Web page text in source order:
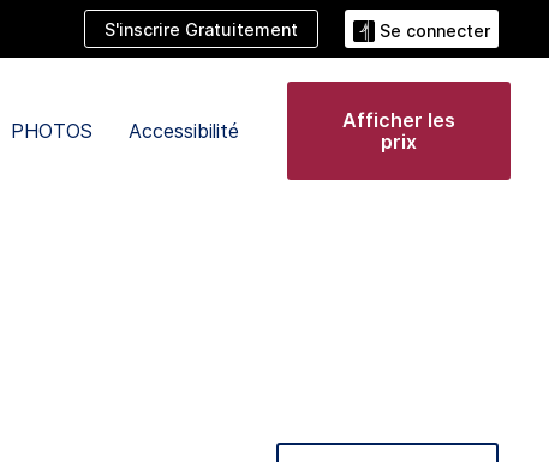
S'inscrire Gratuitement Se connecter
PHOTOS Accessibilité
Afficher les
prix